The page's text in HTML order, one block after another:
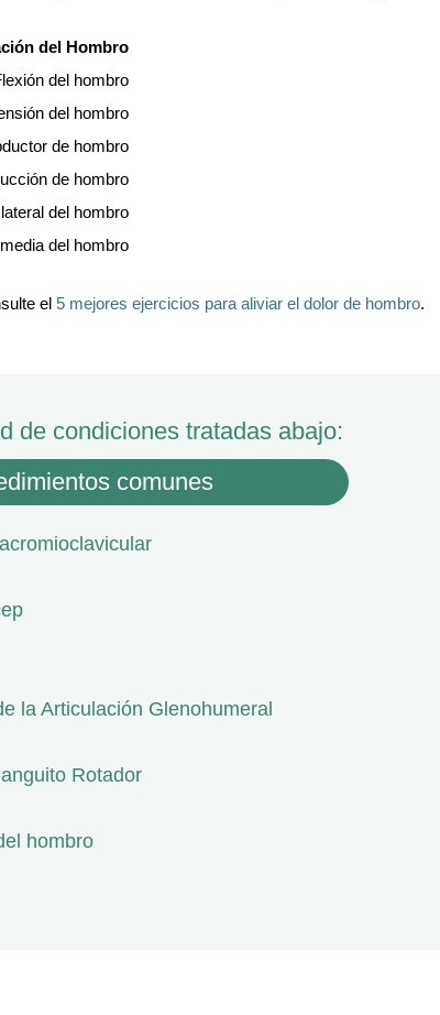
del Hombro
del hombro
del hombro
de hombro
de hombro
del hombro
del hombro
el 5 mejores ejercicios para aliviar el dolor de hombro.
de condiciones tratadas abajo:
comunes
la Articulación Glenohumeral
Rotador
hombro